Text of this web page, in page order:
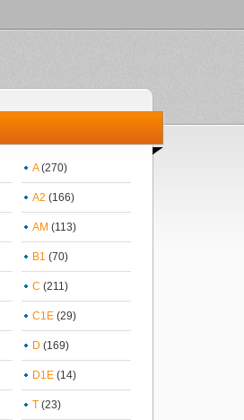
A(270)
A2 (166)
AM (113)
B1 (70)
C (211)
C1E (29)
D (169)
D1E (14)
T (23)